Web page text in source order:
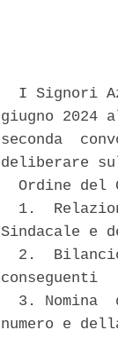
I Signori
giugno 2024
seconda
deliberare
Ordine del
1.
Sindacale e
2.
conseguenti
3. Nomina
numero e